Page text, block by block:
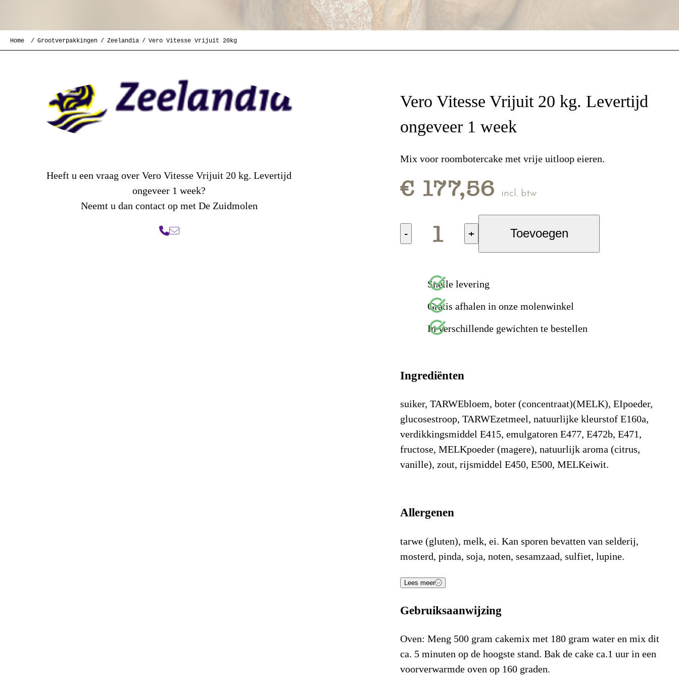
Home Grootverpakkingen Zeelandia Vero Vitesse Vrijuit 20kg
Heeft u een vraag over Vero Vitesse Vrijuit 20 kg. Levertijd
ongeveer 1 week?
Neemt u dan contact op met De Zuidmolen
Vero Vitesse Vrijuit 20 kg. Levertijd
ongeveer 1 week
Mix voor roombotercake met vrije uitloop eieren.
€ 177,56 incl. btw
- + Toevoegen
Snelle levering
Gratis afhalen in onze molenwinkel
In verschillende gewichten te bestellen
Ingrediënten
suiker, TARWEbloem, boter (concentraat)(MELK), EIpoeder,
glucosestroop, TARWEzetmeel, natuurlijke kleurstof E160a,
verdikkingsmiddel E415, emulgatoren E477, E472b, E471,
fructose, MELKpoeder (magere), natuurlijk aroma (citrus,
vanille), zout, rijsmiddel E450, E500, MELKeiwit.
Allergenen
tarwe (gluten), melk, ei. Kan sporen bevatten van selderij,
mosterd, pinda, soja, noten, sesamzaad, sulfiet, lupine.
Voedingsstof
Energie (kJ)
Energie (Kcal) 491 Kcal/100gr
Lees meer
Gebruiksaanwijzing
Oven: Meng 500 gram cakemix met 180 gram water en mix dit
ca. 5 minuten op de hoogste stand. Bak de cake ca.1 uur in een
voorverwarmde oven op 160 graden.